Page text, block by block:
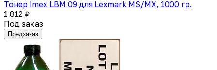
Тонер Imex LBM 09 для Lexmark MS/MX, 1000 гр.
1 812 ₽
Под заказ
Предзаказ